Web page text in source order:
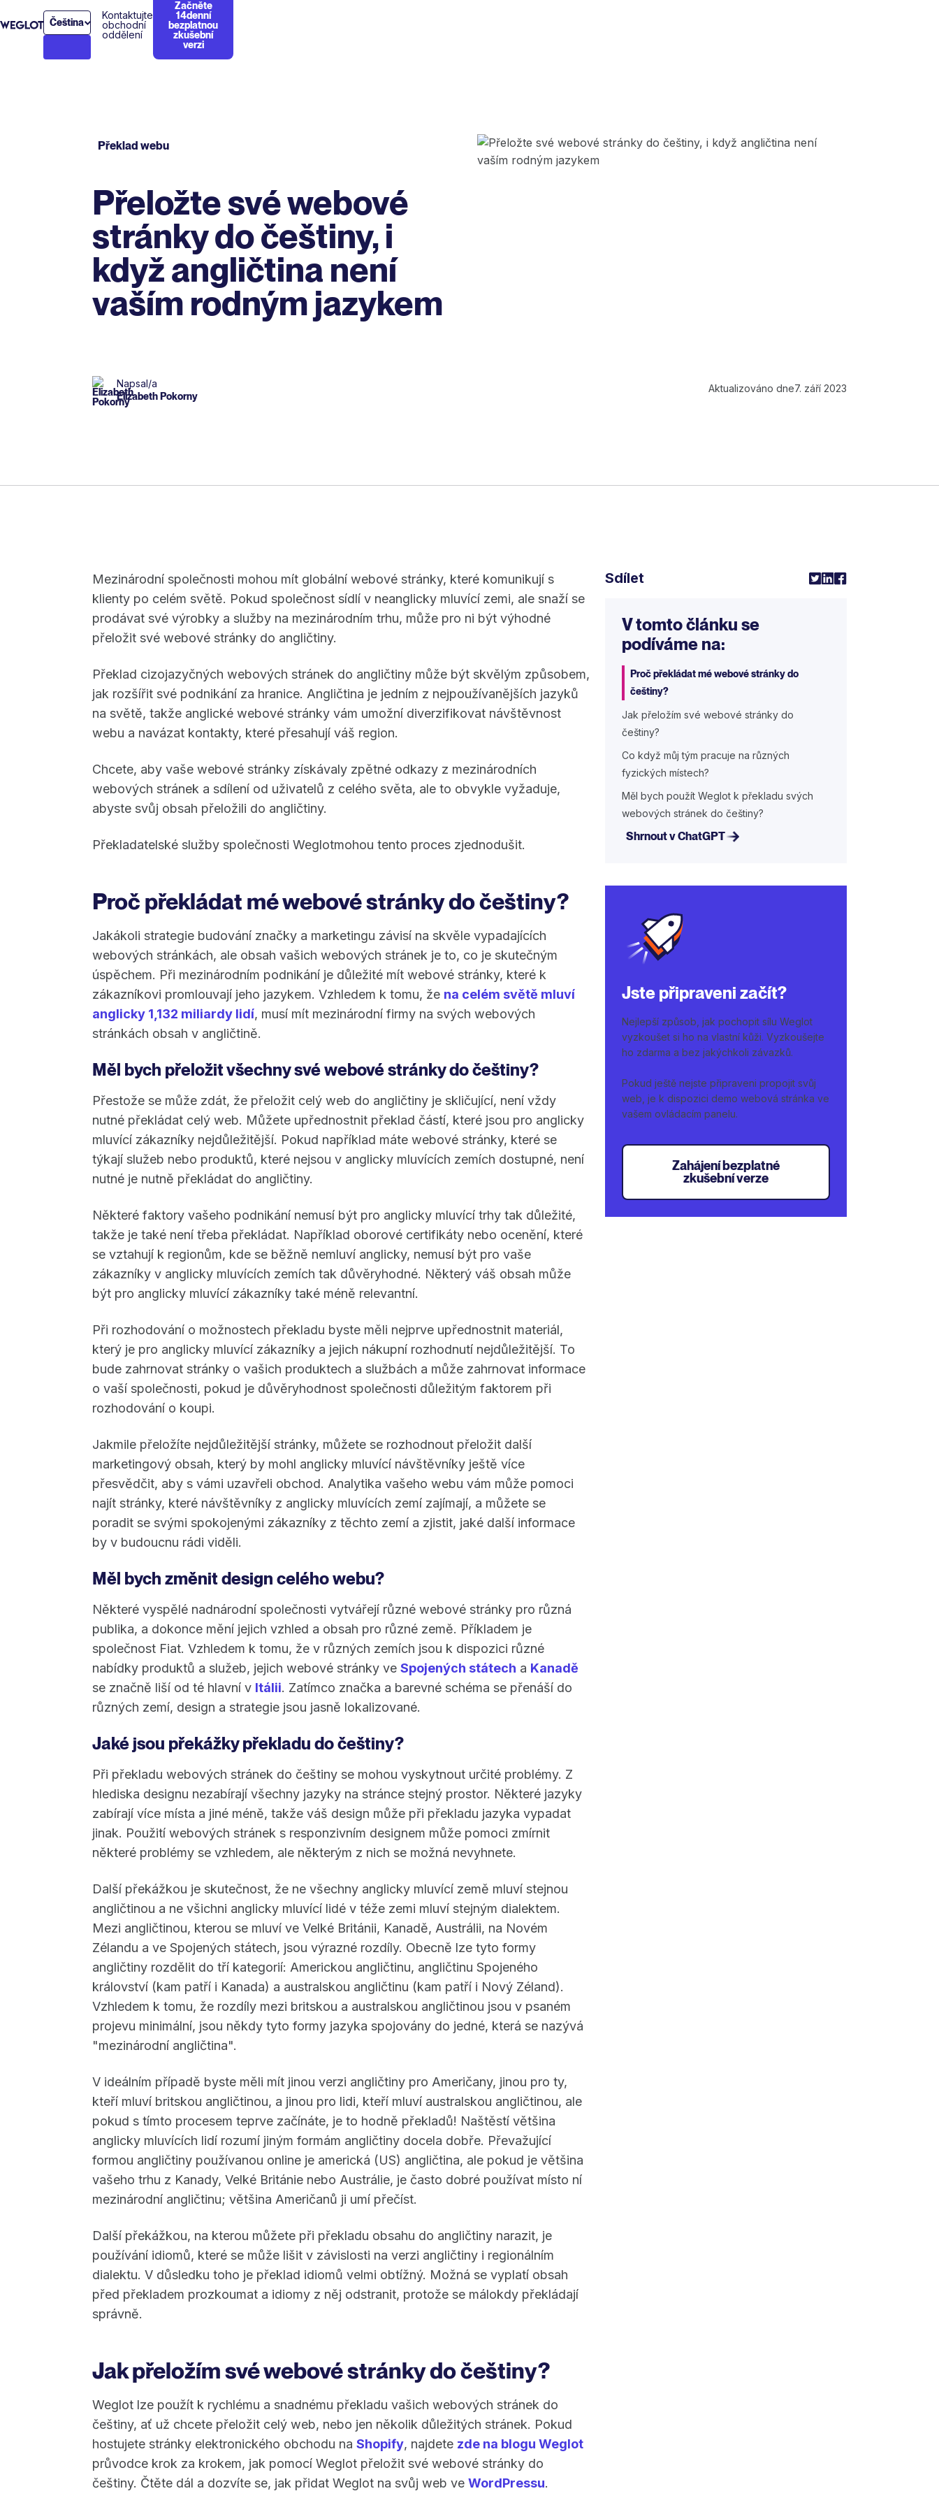
Čeština
Kontaktujte
obchodní
oddělení
Začněte
14denní
bezplatnou
zkušební
verzi
Překlad webu
Přeložte své webové
stránky do češtiny, i
když angličtina není
vaším rodným jazykem
Napsal/a
Elizabeth Pokorny
Aktualizováno dne7. září 2023
Mezinárodní společnosti mohou mít globální webové stránky, které komunikují s
klienty po celém světě. Pokud společnost sídlí v neanglicky mluvící zemi, ale snaží se
prodávat své výrobky a služby na mezinárodním trhu, může pro ni být výhodné
přeložit své webové stránky do angličtiny.
Překlad cizojazyčných webových stránek do angličtiny může být skvělým způsobem,
jak rozšířit své podnikání za hranice. Angličtina je jedním z nejpoužívanějších jazyků
na světě, takže anglické webové stránky vám umožní diverzifikovat návštěvnost
webu a navázat kontakty, které přesahují váš region.
Chcete, aby vaše webové stránky získávaly zpětné odkazy z mezinárodních
webových stránek a sdílení od uživatelů z celého světa, ale to obvykle vyžaduje,
abyste svůj obsah přeložili do angličtiny.
Překladatelské služby společnosti Weglotmohou tento proces zjednodušit.
Proč překládat mé webové stránky do češtiny?
Jakákoli strategie budování značky a marketingu závisí na skvěle vypadajících
webových stránkách, ale obsah vašich webových stránek je to, co je skutečným
úspěchem. Při mezinárodním podnikání je důležité mít webové stránky, které k
zákazníkovi promlouvají jeho jazykem. Vzhledem k tomu, že na celém světě mluví
anglicky 1,132 miliardy lidí, musí mít mezinárodní firmy na svých webových
stránkách obsah v angličtině.
Měl bych přeložit všechny své webové stránky do češtiny?
Přestože se může zdát, že přeložit celý web do angličtiny je skličující, není vždy
nutné překládat celý web. Můžete upřednostnit překlad částí, které jsou pro anglicky
mluvící zákazníky nejdůležitější. Pokud například máte webové stránky, které se
týkají služeb nebo produktů, které nejsou v anglicky mluvících zemích dostupné, není
nutné je nutně překládat do angličtiny.
Některé faktory vašeho podnikání nemusí být pro anglicky mluvící trhy tak důležité,
takže je také není třeba překládat. Například oborové certifikáty nebo ocenění, které
se vztahují k regionům, kde se běžně nemluví anglicky, nemusí být pro vaše
zákazníky v anglicky mluvících zemích tak důvěryhodné. Některý váš obsah může
být pro anglicky mluvící zákazníky také méně relevantní.
Při rozhodování o možnostech překladu byste měli nejprve upřednostnit materiál,
který je pro anglicky mluvící zákazníky a jejich nákupní rozhodnutí nejdůležitější. To
bude zahrnovat stránky o vašich produktech a službách a může zahrnovat informace
o vaší společnosti, pokud je důvěryhodnost společnosti důležitým faktorem při
rozhodování o koupi.
Jakmile přeložíte nejdůležitější stránky, můžete se rozhodnout přeložit další
marketingový obsah, který by mohl anglicky mluvící návštěvníky ještě více
přesvědčit, aby s vámi uzavřeli obchod. Analytika vašeho webu vám může pomoci
najít stránky, které návštěvníky z anglicky mluvících zemí zajímají, a můžete se
poradit se svými spokojenými zákazníky z těchto zemí a zjistit, jaké další informace
by v budoucnu rádi viděli.
Měl bych změnit design celého webu?
Některé vyspělé nadnárodní společnosti vytvářejí různé webové stránky pro různá
publika, a dokonce mění jejich vzhled a obsah pro různé země. Příkladem je
společnost Fiat. Vzhledem k tomu, že v různých zemích jsou k dispozici různé
nabídky produktů a služeb, jejich webové stránky ve Spojených státech a Kanadě
se značně liší od té hlavní v Itálii. Zatímco značka a barevné schéma se přenáší do
různých zemí, design a strategie jsou jasně lokalizované.
Jaké jsou překážky překladu do češtiny?
Při překladu webových stránek do češtiny se mohou vyskytnout určité problémy. Z
hlediska designu nezabírají všechny jazyky na stránce stejný prostor. Některé jazyky
zabírají více místa a jiné méně, takže váš design může při překladu jazyka vypadat
jinak. Použití webových stránek s responzivním designem může pomoci zmírnit
některé problémy se vzhledem, ale některým z nich se možná nevyhnete.
Další překážkou je skutečnost, že ne všechny anglicky mluvící země mluví stejnou
angličtinou a ne všichni anglicky mluvící lidé v téže zemi mluví stejným dialektem.
Mezi angličtinou, kterou se mluví ve Velké Británii, Kanadě, Austrálii, na Novém
Zélandu a ve Spojených státech, jsou výrazné rozdíly. Obecně lze tyto formy
angličtiny rozdělit do tří kategorií: Americkou angličtinu, angličtinu Spojeného
království (kam patří i Kanada) a australskou angličtinu (kam patří i Nový Zéland).
Vzhledem k tomu, že rozdíly mezi britskou a australskou angličtinou jsou v psaném
projevu minimální, jsou někdy tyto formy jazyka spojovány do jedné, která se nazývá
"mezinárodní angličtina".
V ideálním případě byste měli mít jinou verzi angličtiny pro Američany, jinou pro ty,
kteří mluví britskou angličtinou, a jinou pro lidi, kteří mluví australskou angličtinou, ale
pokud s tímto procesem teprve začínáte, je to hodně překladů! Naštěstí většina
anglicky mluvících lidí rozumí jiným formám angličtiny docela dobře. Převažující
formou angličtiny používanou online je americká (US) angličtina, ale pokud je většina
vašeho trhu z Kanady, Velké Británie nebo Austrálie, je často dobré používat místo ní
mezinárodní angličtinu; většina Američanů ji umí přečíst.
Další překážkou, na kterou můžete při překladu obsahu do angličtiny narazit, je
používání idiomů, které se může lišit v závislosti na verzi angličtiny i regionálním
dialektu. V důsledku toho je překlad idiomů velmi obtížný. Možná se vyplatí obsah
před překladem prozkoumat a idiomy z něj odstranit, protože se málokdy překládají
správně.
Jak přeložím své webové stránky do češtiny?
Weglot lze použít k rychlému a snadnému překladu vašich webových stránek do
češtiny, ať už chcete přeložit celý web, nebo jen několik důležitých stránek. Pokud
hostujete stránky elektronického obchodu na Shopify, najdete zde na blogu Weglot
průvodce krok za krokem, jak pomocí Weglot přeložit své webové stránky do
češtiny. Čtěte dál a dozvíte se, jak přidat Weglot na svůj web ve WordPressu.
Sdílet
V tomto článku se
podíváme na:
Proč překládat mé webové stránky do
češtiny?
Jak přeložím své webové stránky do
češtiny?
Co když můj tým pracuje na různých
fyzických místech?
Měl bych použít Weglot k překladu svých
webových stránek do češtiny?
Shrnout v ChatGPT
Jste připraveni začít?
Nejlepší způsob, jak pochopit sílu Weglot
vyzkoušet si ho na vlastní kůži. Vyzkoušejte
ho zdarma a bez jakýchkoli závazků.
Pokud ještě nejste připraveni propojit svůj
web, je k dispozici demo webová stránka ve
vašem ovládacím panelu.
Zahájení bezplatné
zkušební verze